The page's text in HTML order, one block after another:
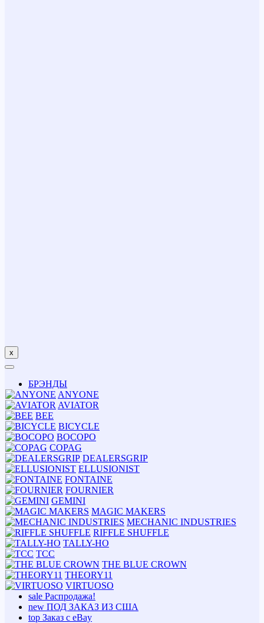
x
БРЭНДЫ
ANYONE
AVIATOR
BEE
BICYCLE
BOCOPO
COPAG
DEALERSGRIP
ELLUSIONIST
FONTAINE
FOURNIER
GEMINI
MAGIC MAKERS
MECHANIC INDUSTRIES
RIFFLE SHUFFLE
TALLY-HO
TCC
THE BLUE CROWN
THEORY11
VIRTUOSO
sale Распродажа!
new ПОД ЗАКАЗ ИЗ США
top Заказ с eBay